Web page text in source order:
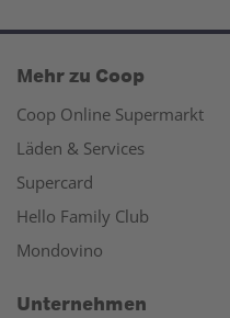
Mehr zu Coop
Coop Online Supermarkt
Läden & Services
Supercard
Hello Family Club
Mondovino
Unternehmen